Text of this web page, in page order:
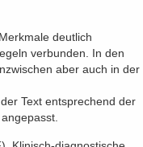
deutlich
verbunden. In den
aber auch in der
Text entsprechend der